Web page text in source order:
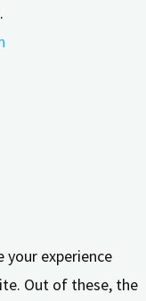
your experience
Out of these, the